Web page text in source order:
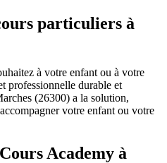
particuliers à
à votre enfant ou à votre
professionnelle durable et
(26300) a la solution,
votre enfant ou votre
Academy à